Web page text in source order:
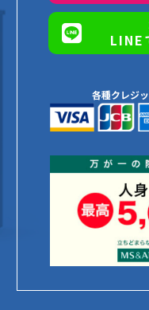
LINE
各種クレジ